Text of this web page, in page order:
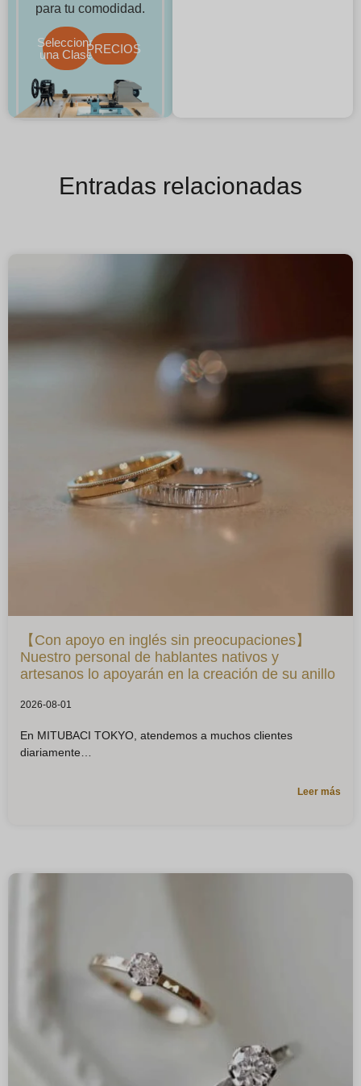
para tu comodidad.
Selecciona
una ClasePRECIOS
Entradas relacionadas
【Con apoyo en inglés sin preocupaciones】
Nuestro personal de hablantes nativos y
artesanos lo apoyarán en la creación de su anillo
2026-08-01
En MITUBACI TOKYO, atendemos a muchos clientes
diariamente
Leer más